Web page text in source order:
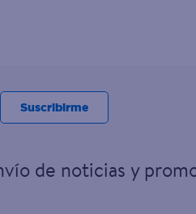
Suscribirme
de noticias y